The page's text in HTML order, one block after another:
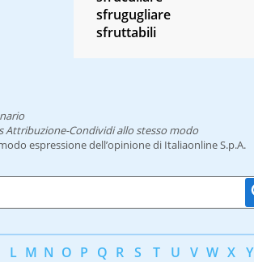
sfrugugliare
sfruttabili
Attribuzione-Condividi allo stesso modo
espressione dell’opinione di Italiaonline S.p.A.
L M N O P Q R S T U V W X Y